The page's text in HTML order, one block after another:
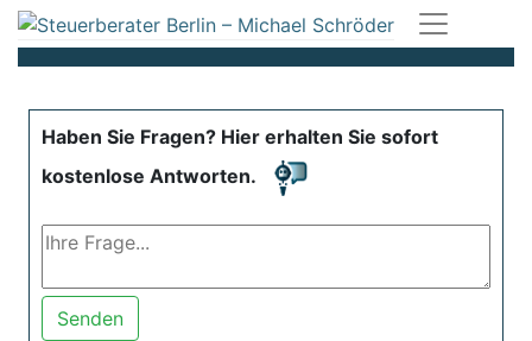
Haben Sie Fragen? Hier erhalten Sie sofort
kostenlose Antworten.
Senden